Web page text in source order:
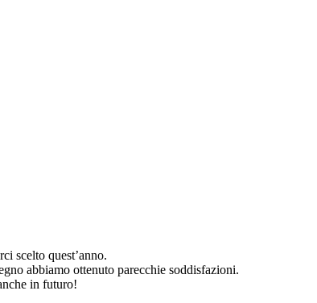
scelto quest’anno.
abbiamo ottenuto parecchie soddisfazioni.
in futuro!